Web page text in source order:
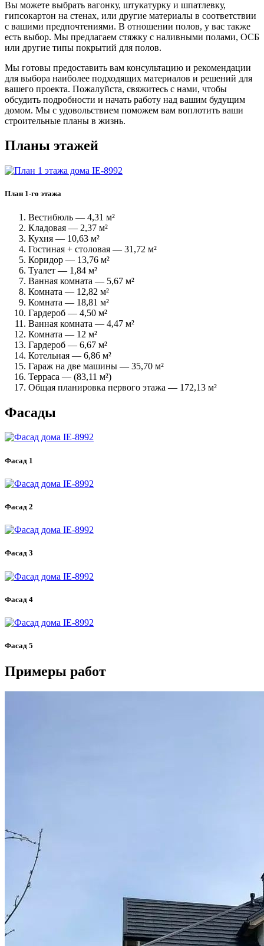
Вы можете выбрать вагонку, штукатурку и шпатлевку,
гипсокартон на стенах, или другие материалы в соответствии
с вашими предпочтениями. В отношении полов, у вас также
есть выбор. Мы предлагаем стяжку с наливными полами, ОСБ
или другие типы покрытий для полов.
Мы готовы предоставить вам консультацию и рекомендации
для выбора наиболее подходящих материалов и решений для
вашего проекта. Пожалуйста, свяжитесь с нами, чтобы
обсудить подробности и начать работу над вашим будущим
домом. Мы с удовольствием поможем вам воплотить ваши
строительные планы в жизнь.
Планы этажей
План 1-го этажа
Вестибюль — 4,31 м²
Кладовая — 2,37 м²
Кухня — 10,63 м²
Гостиная + столовая — 31,72 м²
Коридор — 13,76 м²
Туалет — 1,84 м²
Ванная комната — 5,67 м²
Комната — 12,82 м²
Комната — 18,81 м²
Гардероб — 4,50 м²
Ванная комната — 4,47 м²
Комната — 12 м²
Гардероб — 6,67 м²
Котельная — 6,86 м²
Гараж на две машины — 35,70 м²
Терраса — (83,11 м²)
Общая планировка первого этажа — 172,13 м²
Фасады
Фасад 1
Фасад 2
Фасад 3
Фасад 4
Фасад 5
Примеры работ